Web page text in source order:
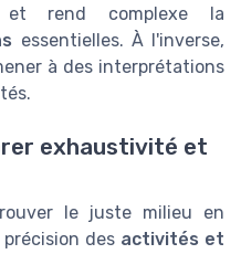
rend complexe la
essentielles. À l'inverse,
à des interprétations
exhaustivité et
le juste milieu en
des activités et